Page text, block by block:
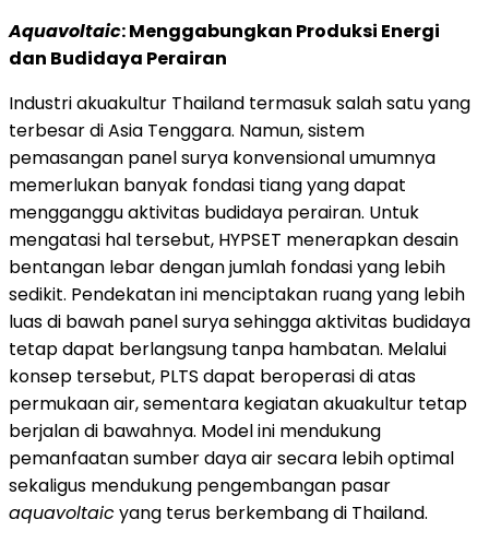
Aquavoltaic: Menggabungkan Produksi Energi
dan Budidaya Perairan
Industri akuakultur Thailand termasuk salah satu yang
terbesar di Asia Tenggara. Namun, sistem
pemasangan panel surya konvensional umumnya
memerlukan banyak fondasi tiang yang dapat
mengganggu aktivitas budidaya perairan. Untuk
mengatasi hal tersebut, HYPSET menerapkan desain
bentangan lebar dengan jumlah fondasi yang lebih
sedikit. Pendekatan ini menciptakan ruang yang lebih
luas di bawah panel surya sehingga aktivitas budidaya
tetap dapat berlangsung tanpa hambatan. Melalui
konsep tersebut, PLTS dapat beroperasi di atas
permukaan air, sementara kegiatan akuakultur tetap
berjalan di bawahnya. Model ini mendukung
pemanfaatan sumber daya air secara lebih optimal
sekaligus mendukung pengembangan pasar
aquavoltaicyang terus berkembang di Thailand.